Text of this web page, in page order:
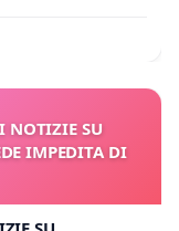
NOTIZIE SU
IMPEDITA DI